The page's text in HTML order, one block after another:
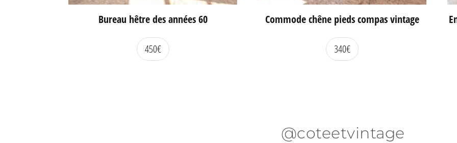
Bureau hêtre des années 60
450€
Commode chêne pieds compas vintage
340€
@coteetvintage